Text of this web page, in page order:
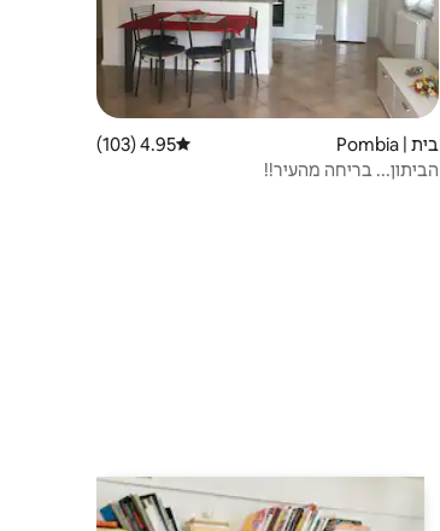
בית | Pombia דירוג ממוצע של 4.95 מתוך 5, 103 ביקורות
4.95 (103)
הביתון... בריחה מהעיר!!